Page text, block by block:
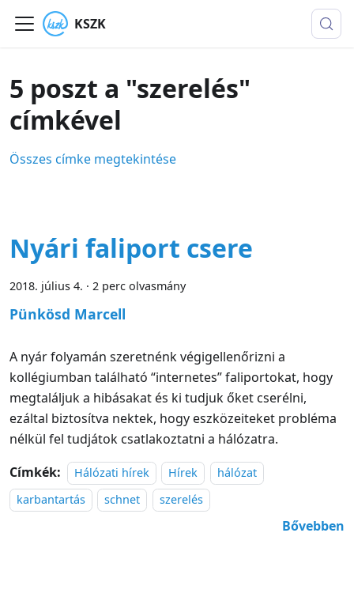
KSZK
5 poszt a "szerelés"
címkével
Összes címke megtekintése
Nyári faliport csere
2018. július 4. · 2 perc olvasmány
Pünkösd Marcell
A nyár folyamán szeretnénk végigellenőrizni a
kollégiumban található “internetes” faliportokat, hogy
megtaláljuk a hibásakat és ki tudjuk őket cserélni,
ezáltal biztosítva nektek, hogy eszközeiteket probléma
nélkül fel tudjátok csatlakoztatni a hálózatra.
Címkék:
Hálózati hírek Hírek
hálózat
karbantartás
schnet szerelés
Bővebben